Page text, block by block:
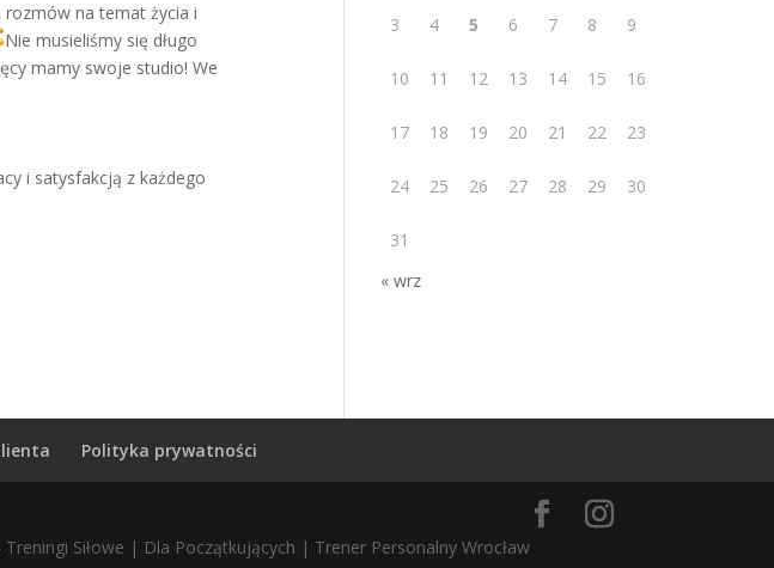
rozmów na temat życia i
Nie musieliśmy się długo
mamy swoje studio! We
i satysfakcją z każdego
3 4 5 6 7 8 9
10 11 12 13 14 15 16
17 18 19 20 21 22 23
24 25 26 27 28 29 30
31
« wrz
Polityka prywatności
Siłowe | Dla Początkujących | Trener Personalny Wrocław